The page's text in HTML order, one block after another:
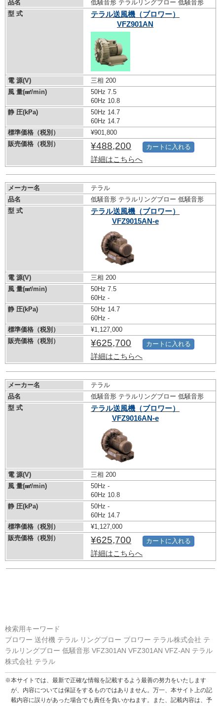
品名
低騒音形 テラルリングブロー 低騒音形
型 式
テラル送風機（ブロワー）
VFZ901AN
電 源(V)
三相 200
風 量(㎣/min)
50Hz 7.5
60Hz 10.8
静 圧(kPa)
50Hz 14.7
60Hz 14.7
標準価格（税別）
¥901,800
販売価格（税別）
¥488,200
詳細はこちらへ
カートに入れる
メーカー名
テラル
品名
低騒音形 テラルリングブロー 低騒音形
型 式
テラル送風機（ブロワー）
VFZ9015AN-e
電 源(V)
三相 200
風 量(㎣/min)
50Hz 7.5
60Hz -
静 圧(kPa)
50Hz 14.7
60Hz -
標準価格（税別）
¥1,127,000
販売価格（税別）
¥625,700
詳細はこちらへ
カートに入れる
メーカー名
テラル
品名
低騒音形 テラルリングブロー 低騒音形
型 式
テラル送風機（ブロワー）
VFZ9016AN-e
電 源(V)
三相 200
風 量(㎣/min)
50Hz -
60Hz 10.8
静 圧(kPa)
50Hz -
60Hz 14.7
標準価格（税別）
¥1,127,000
販売価格（税別）
¥625,700
詳細はこちらへ
カートに入れる
検索用キーワード
ブロワー 送付機 テラル リングブロー ブロワー テラル株式会社 テ
ラルリングブロー 低騒音形 VFZ301AN VFZ301AN VFZ-AN テラル
株式会社 テラル
※本サイトでは、最新で正確な情報を記載するよう最善の努力をいたします
が、内容については保証をするものではありません。万一、本サイト上の記
載内容に誤りがあった場合でも責任を負いかねます。また、記載内容は、予